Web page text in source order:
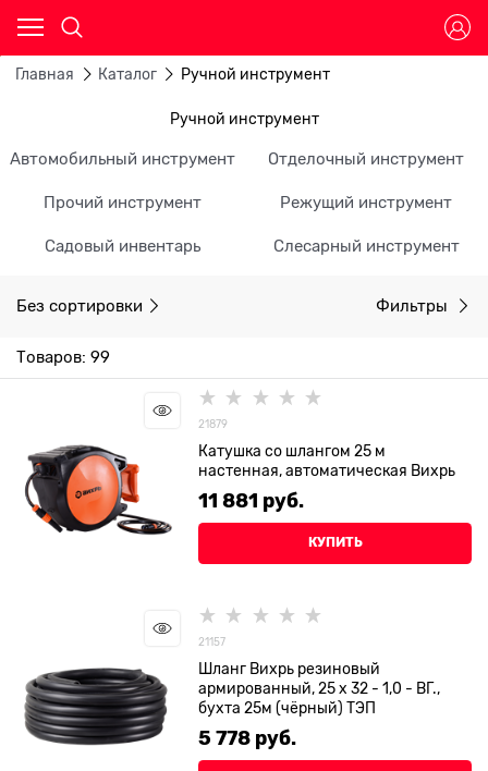
Главная Каталог Ручной инструмент
Ручной инструмент
Автомобильный инструмент Отделочный инструмент
Прочий инструмент Режущий инструмент
Садовый инвентарь Слесарный инструмент
Без сортировки Фильтры
Товаров: 99
21879
Катушка со шлангом 25 м
настенная, автоматическая Вихрь
11 881 руб.
КУПИТЬ
21157
Шланг Вихрь резиновый
армированный, 25 х 32 - 1,0 - ВГ.,
бухта 25м (чёрный) ТЭП
5 778 руб.